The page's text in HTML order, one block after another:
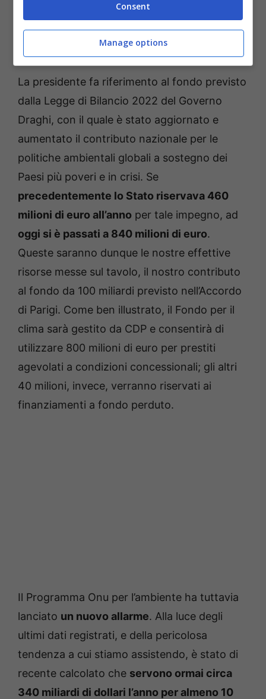
Cambiamento climatico, Giorgia Meloni al Cop27 –
La presidente fa riferimento al fondo previsto
dalla Legge di Bilancio 2022 del Governo
Draghi, con il quale è stato aggiornato e
aumentato il contributo nazionale per le
politiche ambientali globali a sostegno dei
Paesi più poveri e in crisi. Se
precedentemente lo Stato riservava 460
milioni di euro all’anno per tale impegno, ad
oggi si è passati a 840 milioni di euro.
Queste saranno dunque le nostre effettive
risorse messe sul tavolo, il nostro contributo
al fondo da 100 miliardi previsto nell’Accordo
di Parigi. Come ben illustrato, il Fondo per il
clima sarà gestito da CDP e consentirà di
utilizzare 800 milioni di euro per prestiti
agevolati a condizioni concessionali; gli altri
40 milioni, invece, verranno riservati ai
finanziamenti a fondo perduto.
Il Programma Onu per l’ambiente ha tuttavia
lanciato un nuovo allarme. Alla luce degli
ultimi dati registrati, e della pericolosa
tendenza a cui stiamo assistendo, è stato di
recente calcolato che servono ormai circa
340 miliardi di dollari l’anno per almeno 10
Consent
Manage options